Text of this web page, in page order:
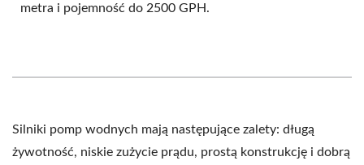
metra i pojemność do 2500 GPH.
Silniki pomp wodnych mają następujące zalety: długą
żywotność, niskie zużycie prądu, prostą konstrukcję i dobrą